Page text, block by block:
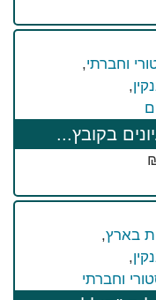
וחברתי,
,
בקובץ...
בארץ,
,
וחברתי